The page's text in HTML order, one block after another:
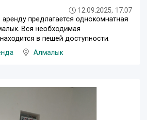
12.09.2025, 17:07
предлагается однокомнатная
Вся необходимая
в пешей доступности.
Алмалык